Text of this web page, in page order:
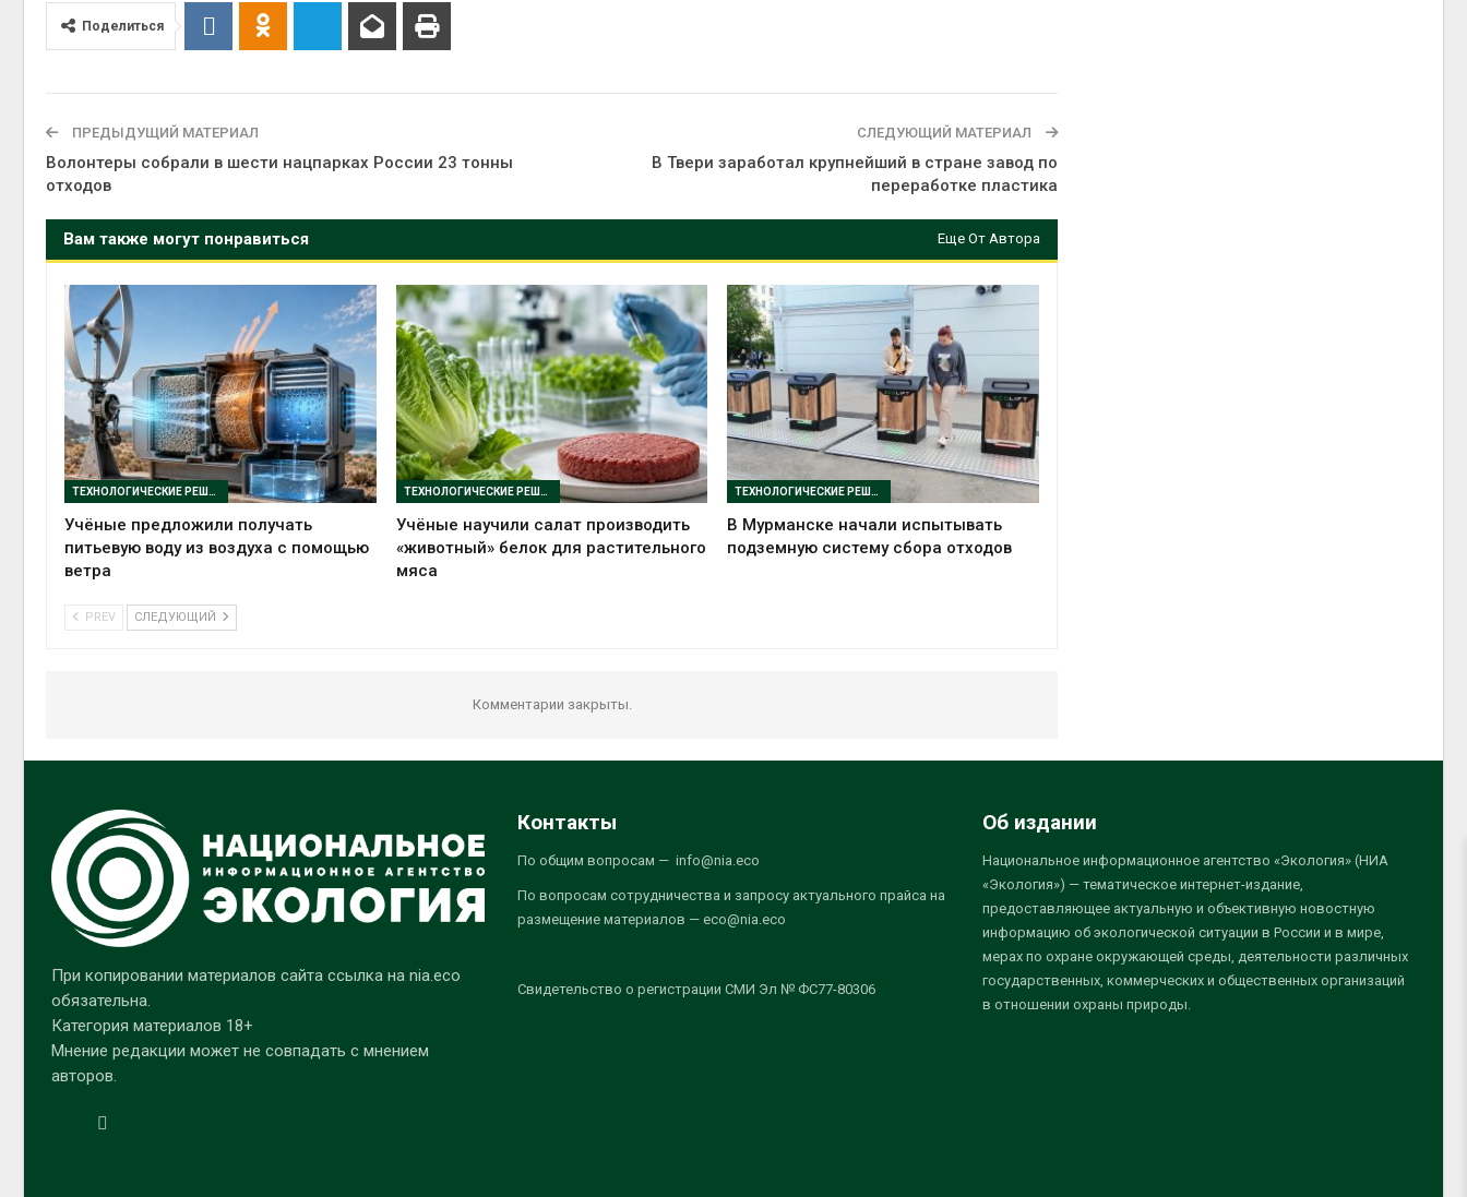
Поделиться
ПРЕДЫДУЩИЙ МАТЕРИАЛ
Волонтеры собрали в шести нацпарках России 23 тонны
отходов
СЛЕДУЮЩИЙ МАТЕРИАЛ
В Твери заработал крупнейший в стране завод по
переработке пластика
Вам также могут понравиться Еще От Автора
ТЕХНОЛОГИЧЕСКИЕ РЕШЕНИЯ
Учёные предложили получать
питьевую воду из воздуха с помощью
ветра
ТЕХНОЛОГИЧЕСКИЕ РЕШЕНИЯ
Учёные научили салат производить
«животный» белок для растительного
мяса
ТЕХНОЛОГИЧЕСКИЕ РЕШЕНИЯ
В Мурманске начали испытывать
подземную систему сбора отходов
PREV СЛЕДУЮЩИЙ
Комментарии закрыты.
При копировании материалов сайта ссылка на nia.eco
обязательна.
Категория материалов 18+
Мнение редакции может не совпадать с мнением
авторов.
Контакты
По общим вопросам — info@nia.eco
По вопросам сотрудничества и запросу актуального прайса на
размещение материалов — eco@nia.eco
Свидетельство о регистрации СМИ Эл № ФС77-80306
Об издании
Национальное информационное агентство «Экология» (НИА
«Экология») — тематическое интернет-издание,
предоставляющее актуальную и объективную новостную
информацию об экологической ситуации в России и в мире,
мерах по охране окружающей среды, деятельности различных
государственных, коммерческих и общественных организаций
в отношении охраны природы.